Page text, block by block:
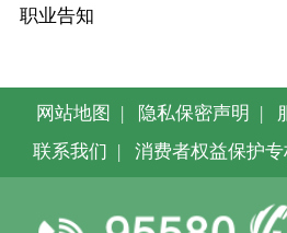
职业告知
网站地图 | 隐私保密声明 |
联系我们 | 消费者权益保护专